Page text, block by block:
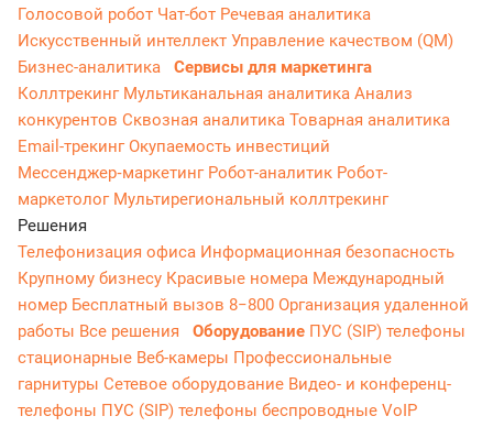
Голосовой робот Чат-бот Речевая аналитика
Искусственный интеллект Управление качеством (QM)
Бизнес-аналитика
Сервисы для маркетинга
Коллтрекинг Мультиканальная аналитика Анализ
конкурентов Сквозная аналитика Товарная аналитика
Email-трекингОкупаемость инвестиций
Мессенджер‑маркетинг Робот-аналитик Робот-
маркетолог Мультирегиональный коллтрекинг
Решения
Телефонизация офиса Информационная безопасность
Крупному бизнесу Красивые номера Международный
номер Бесплатный вызов 8−800 Организация удаленной
работы Все решения Оборудование ПУС (SIP) телефоны
стационарные Веб-камеры Профессиональные
гарнитуры Сетевое оборудование Видео- и конференц-
телефоны ПУС (SIP) телефоны беспроводные VoIP